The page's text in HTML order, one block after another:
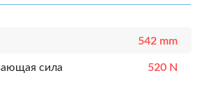
542 mm
сила 520 N